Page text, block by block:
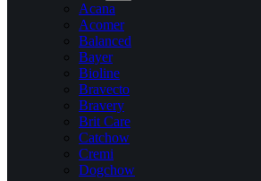
Acana
Acomer
Balanced
Bayer
Bioline
Bravecto
Bravery
Brit Care
Catchow
Cremi
Dogchow